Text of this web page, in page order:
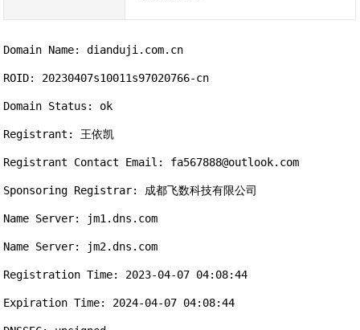
Domain Name: dianduji.com.cn
ROID: 20230407s10011s97020766-cn
Domain Status: ok
Registrant: 王依凯
Registrant Contact Email: fa567888@outlook.com
Sponsoring Registrar: 成都飞数科技有限公司
Name Server: jm1.dns.com
Name Server: jm2.dns.com
Registration Time: 2023-04-07 04:08:44
Expiration Time: 2024-04-07 04:08:44